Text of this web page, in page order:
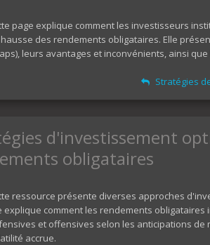
page explique comment les investisseurs
des rendements obligataires. Elle
leurs avantages et inconvénients, ainsi
Stratégies
d'investissement
obligataires
ressource présente diverses approches
explique comment les rendements
et offensives selon les anticipations
accrue.